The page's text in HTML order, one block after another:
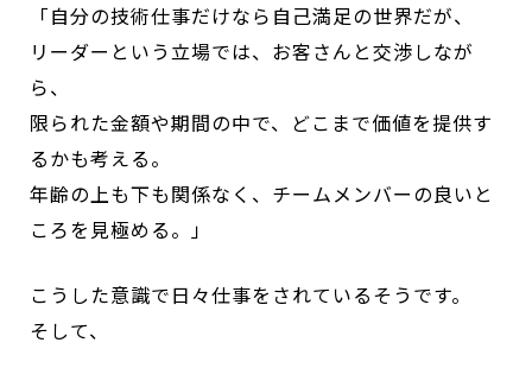
「自分の技術仕事だけなら自己満足の世界だが、
リーダーという立場では、お客さんと交渉しなが
ら、
限られた金額や期間の中で、どこまで価値を提供す
るかも考える。
年齢の上も下も関係なく、チームメンバーの良いと
ころを見極める。」
こうした意識で日々仕事をされているそうです。
そして、